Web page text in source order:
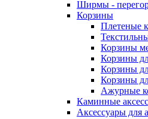
Ширмы -
Корзины
Плетеные
Корзины
Корзины
Корзины
Корзины
Ажурные
Каминные
Аксессуары для